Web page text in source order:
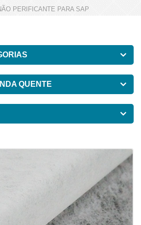
PERIFICANTE PARA SAP
QUENTE